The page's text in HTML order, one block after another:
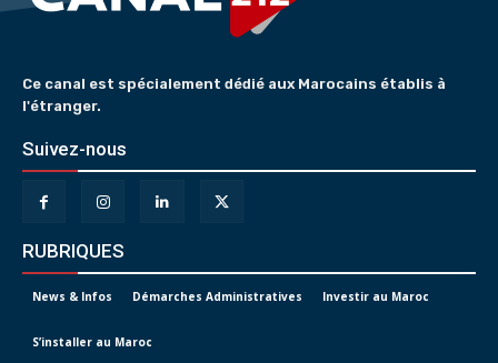
Ce canal est spécialement dédié aux Marocains établis à
l'étranger.
Suivez-nous
RUBRIQUES
News & Infos Démarches Administratives Investir au Maroc
S’installer au Maroc